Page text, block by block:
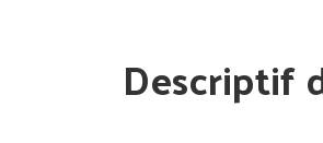
Descriptif